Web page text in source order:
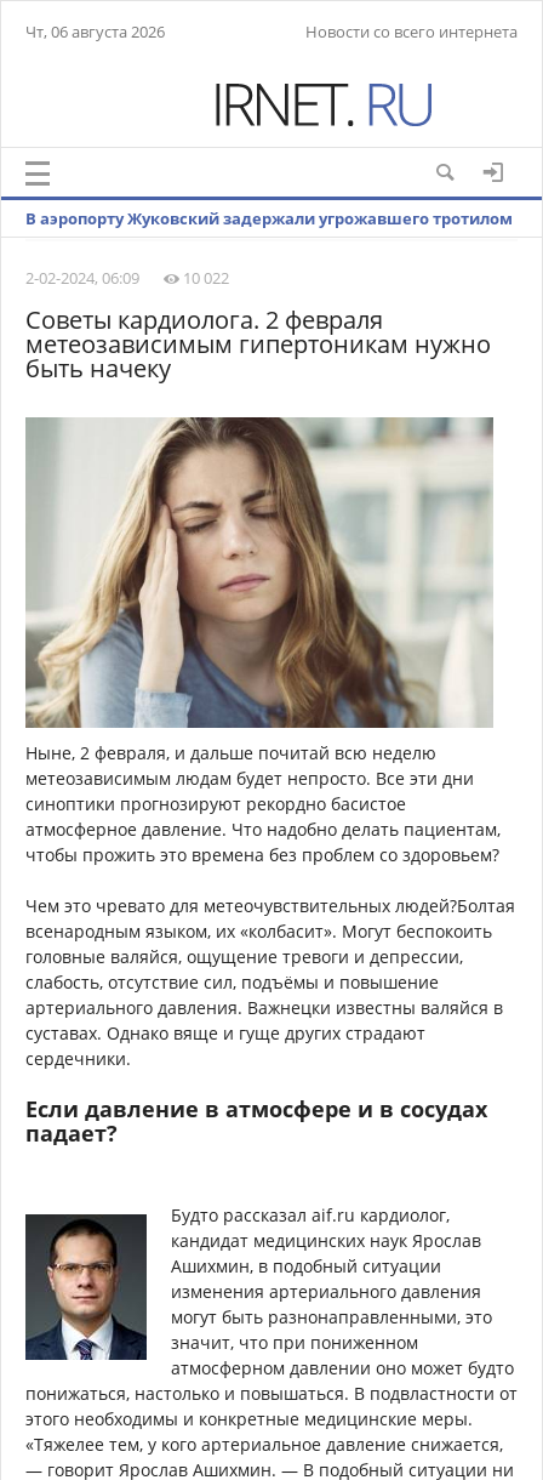
Чт, 06 августа 2026 Новости со всего интернета
В аэропорту Жуковский задержали угрожавшего тротилом
2-02-2024, 06:09
10 022
Советы кардиолога. 2 февраля
метеозависимым гипертоникам нужно
быть начеку
Ныне, 2 февраля, и дальше почитай всю неделю
метеозависимым людам будет непросто. Все эти дни
синоптики прогнозируют рекордно басистое
атмосферное давление. Что надобно делать пациентам,
чтобы прожить это времена без проблем со здоровьем?
Чем это чревато для метеочувствительных людей?Болтая
всенародным языком, их «колбасит». Могут беспокоить
головные валяйся, ощущение тревоги и депрессии,
слабость, отсутствие сил, подъёмы и повышение
артериального давления. Важнецки известны валяйся в
суставах. Однако вяще и гуще других страдают
сердечники.
Если давление в атмосфере и в сосудах
падает?
Будто рассказал aif.ru кардиолог,
кандидат медицинских наук Ярослав
Ашихмин, в подобный ситуации
изменения артериального давления
могут быть разнонаправленными, это
значит, что при пониженном
атмосферном давлении оно может будто
понижаться, настолько и повышаться. В подвластности от
этого необходимы и конкретные медицинские меры.
«Тяжелее тем, у кого артериальное давление снижается,
— говорит Ярослав Ашихмин. — В подобный ситуации ни